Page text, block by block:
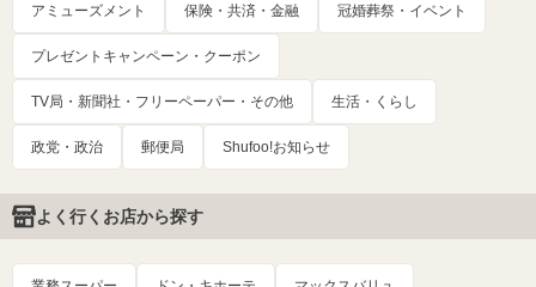
アミューズメント 保険・共済・金融 冠婚葬祭・イベント
プレゼントキャンペーン・クーポン
TV局・新聞社・フリーペーパー・その他 生活・くらし
政党・政治 郵便局 Shufoo!お知らせ
よく行くお店から探す